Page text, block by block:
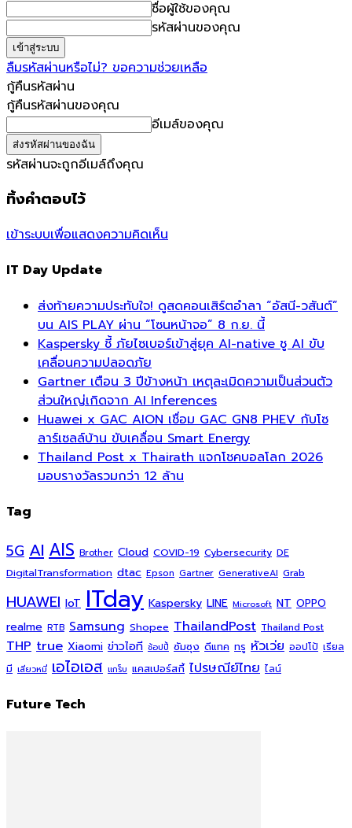
ชื่อผู้ใช้ของคุณ
รหัสผ่านของคุณ
ลืมรหัสผ่านหรือไม่? ขอความช่วยเหลือ
กู้คืนรหัสผ่าน
กู้คืนรหัสผ่านของคุณ
อีเมล์ของคุณ
รหัสผ่านจะถูกอีเมล์ถึงคุณ
ทิ้งคำตอบไว้
เข้าระบบเพื่อแสดงความคิดเห็น
IT Day Update
ส่งท้ายความประทับใจ! ดูสดคอนเสิร์ตอำลา “อัสนี-วสันต์”
บน AIS PLAY ผ่าน “โซนหน้าจอ” 8 ก.ย. นี้
Kaspersky ชี้ ภัยไซเบอร์เข้าสู่ยุค AI-native ชู AI ขับ
เคลื่อนความปลอดภัย
Gartner เตือน 3 ปีข้างหน้า เหตุละเมิดความเป็นส่วนตัว
ส่วนใหญ่เกิดจาก AI Inferences
Huawei x GAC AION เชื่อม GAC GN8 PHEV กับโซ
ลาร์เซลล์บ้าน ขับเคลื่อน Smart Energy
Thailand Post x Thairath แจกโชคบอลโลก 2026
มอบรางวัลรวมกว่า 12 ล้าน
Tag
5G AI AIS Brother Cloud COVID-19 Cybersecurity DE
DigitalTransformation dtac Epson Gartner GenerativeAI Grab
HUAWEI IoT ITday Kaspersky LINE Microsoft NT OPPO
realme RTB Samsung Shopee ThailandPost Thailand Post
THP true Xiaomi ข่าวไอที ช้อปปี้ ซัมซุง ดีแทค ทรู หัวเว่ย ออปโป้ เรียล
มี เสียวหมี่ เอไอเอส แกร็บ แคสเปอร์สกี้ ไปรษณีย์ไทย ไลน์
Future Tech